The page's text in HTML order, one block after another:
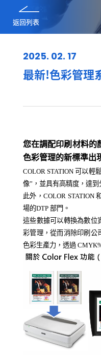
返回列表
2025. 02. 17
最新!色彩管理
您在調配印刷材料的
色彩管理的新標準出
COLOR STATION 可以輕
像”， 並具有高精度，達到
此外，COLOR STATION
場的DTP 部門 。
這些數據可以轉換為數位
彩管理，從而消除印刷公
色彩生產力，透過